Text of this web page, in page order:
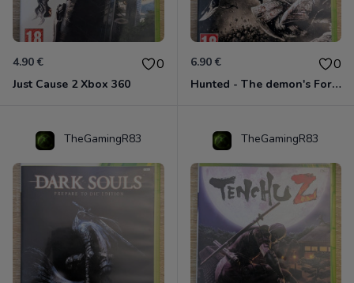
4.90 € 0
Just Cause 2 Xbox 360
6.90 € 0
Hunted - The demon's Forge Xbox 360 (Complet CIB)
TheGamingR83 TheGamingR83